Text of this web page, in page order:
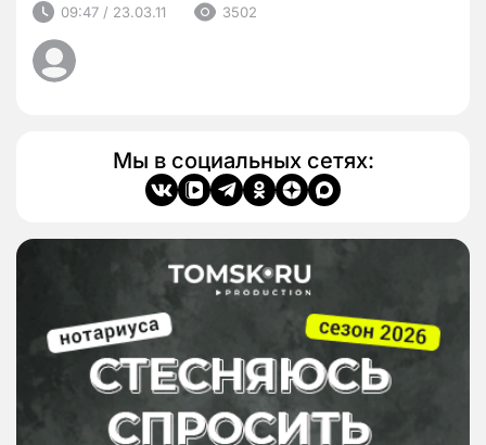
09:47 / 23.03.11 3502
Мы в социальных сетях: